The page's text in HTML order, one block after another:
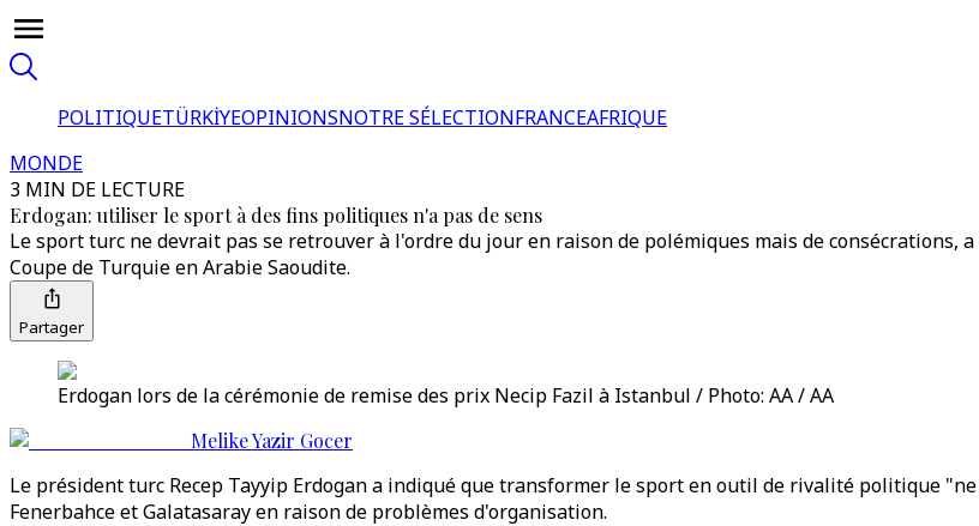
POLITIQUETÜRKİYEOPINIONSNOTRE SÉLECTIONFRANCEAFRIQUE
MONDE
3 MIN DE LECTURE
Erdogan: utiliser le sport à des fins politiques n'a pas de sens
Le sport turc ne devrait pas se retrouver à l'ordre du jour en raison de polémiques mais de consécrations,
Coupe de Turquie en Arabie Saoudite.
Partager
Erdogan lors de la cérémonie de remise des prix Necip Fazil à Istanbul / Photo: AA / AA
Melike Yazir Gocer
Le président turc Recep Tayyip Erdogan a indiqué que transformer le sport en outil de rivalité politique
Fenerbahce et Galatasaray en raison de problèmes d'organisation.